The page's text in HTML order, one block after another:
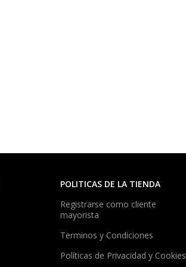
POLITICAS DE LA TIENDA
Registrarse como cliente
mayorista
Terminos y Condiciones
Políticas de Privacidad y Cookies